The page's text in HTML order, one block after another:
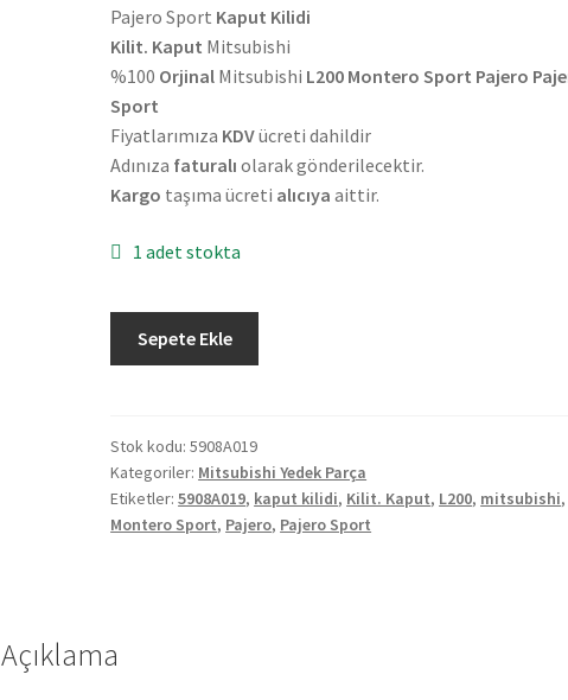
Pajero Sport Kaput Kilidi
Kilit. Kaput Mitsubishi
%100 Orjinal Mitsubishi L200 Montero Sport Pajero
Sport
Fiyatlarımıza KDVücreti dahildir
Adınıza faturalı olarak gönderilecektir.
Kargo taşıma ücreti alıcıya aittir.
1 adet stokta
Mitsubishi
Sport
Pajero
Pajero
Sport
adet
Sepete Ekle
Stok kodu:5908A019
Kategoriler: Mitsubishi Yedek Parça
Etiketler:5908A019, kaput kilidi, Kilit. Kaput, L200, mitsubishi,
Montero Sport, Pajero, Pajero Sport
Açıklama